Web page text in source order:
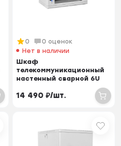
0
0 оценок
Нет в наличии
Шкаф
телекоммуникационный
настенный сварной 6U
стенки, дв...
14 490 ₽/шт.